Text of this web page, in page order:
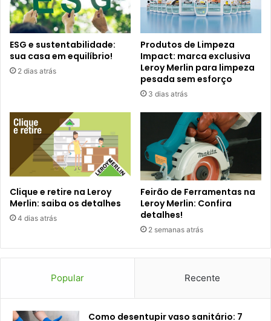
ESG e sustentabilidade:
sua casa em equilíbrio!
2 dias atrás
Produtos de Limpeza
Impact: marca exclusiva
Leroy Merlin para limpeza
pesada sem esforço
3 dias atrás
Clique e retire na Leroy
Merlin: saiba os detalhes
4 dias atrás
Feirão de Ferramentas na
Leroy Merlin: Confira
detalhes!
2 semanas atrás
Popular Recente
Como desentupir vaso sanitário: 7